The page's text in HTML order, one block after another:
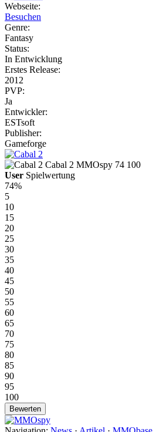
Webseite:
Besuchen
Genre:
Fantasy
Status:
In Entwicklung
Erstes Release:
2012
PVP:
Ja
Entwickler:
ESTsoft
Publisher:
Gameforge
Cabal 2 MMOspy 74 100
User Spielwertung
74%
5
10
15
20
25
30
35
40
45
50
55
60
65
70
75
80
85
90
95
100